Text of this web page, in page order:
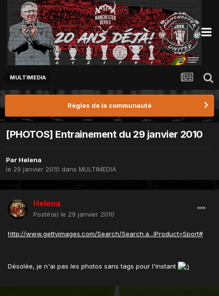
MULTIMEDIA
Règles de la communauté
[PHOTOS] Entrainement du 29 janvier 2010
Par Helena
le 29 janvier 2010 dans MULTIMEDIA
Helena
Posté(e) le 29 janvier 2010
http://www.gettyimages.com/Search/Search.a...lProduct=Sport#
Désolée, je n'ai pas les photos sans tags pour l'instant